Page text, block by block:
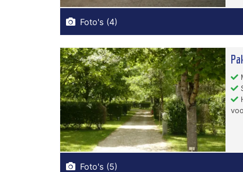
Foto's (4)
Foto's (5)